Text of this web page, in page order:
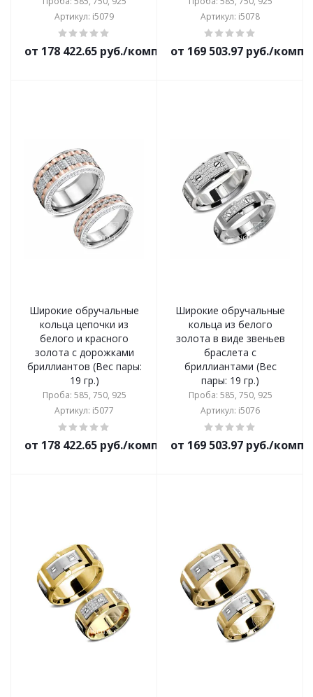
Артикул: i5079
от 178 422.65 руб./комплект
Артикул: i5078
от 169 503.97 руб./
Широкие обручальные
кольца цепочки из
белого и красного
золота с дорожками
бриллиантов (Вес пары:
19 гр.)
Проба: 585, 750, 925
Артикул: i5077
от 178 422.65 руб./комплект
Широкие обручальные
кольца из белого
золота в виде звеньев
браслета с
бриллиантами (Вес
пары: 19 гр.)
Проба: 585, 750, 925
Артикул: i5076
от 169 503.97 руб./